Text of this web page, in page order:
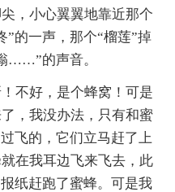
，小心翼翼地靠近那个
”的一声，那个“榴莲”掉
……”的声音。
不好，是个蜂窝！可是
，我没办法，只有和蜜
飞的，它们立马赶了上
在我耳边飞来飞去，此
纸赶跑了蜜蜂。可是我